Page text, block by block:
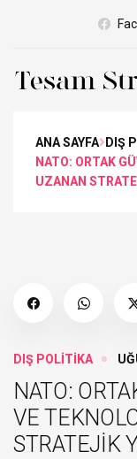
ANA SAYFA
DIŞ
NATO: ORTAK
UZANAN
DIŞ POLİTİKA
NATO:
VE
STRATEJİK